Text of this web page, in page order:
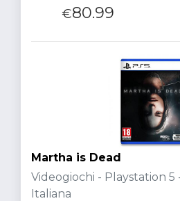
€80.99
Martha is Dead
Videogiochi - Playstation 5
Italiana